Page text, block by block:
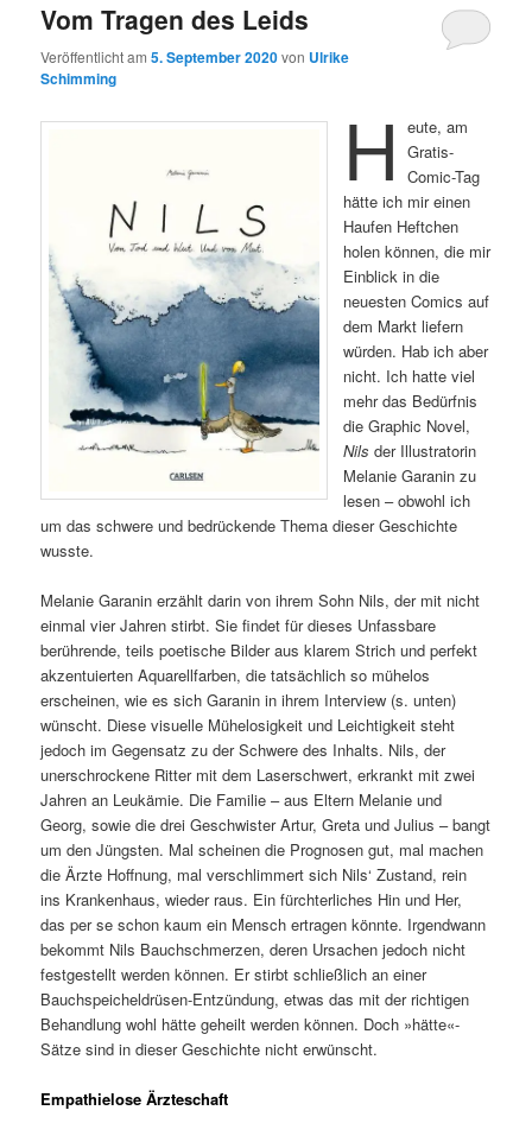
Vom Tragen des Leids
Veröffentlicht am5. September 2020von Ulrike
Schimming
H
eute, am
Gratis-
Comic-Tag
hätte ich mir einen
Haufen Heftchen
holen können, die mir
Einblick in die
neuesten Comics auf
dem Markt liefern
würden. Hab ich aber
nicht. Ich hatte viel
mehr das Bedürfnis
die Graphic Novel,
Nils der Illustratorin
Melanie Garanin zu
lesen – obwohl ich
um das schwere und bedrückende Thema dieser Geschichte
wusste.
Melanie Garanin erzählt darin von ihrem Sohn Nils, der mit nicht
einmal vier Jahren stirbt. Sie findet für dieses Unfassbare
berührende, teils poetische Bilder aus klarem Strich und perfekt
akzentuierten Aquarellfarben, die tatsächlich so mühelos
erscheinen, wie es sich Garanin in ihrem Interview (s. unten)
wünscht. Diese visuelle Mühelosigkeit und Leichtigkeit steht
jedoch im Gegensatz zu der Schwere des Inhalts. Nils, der
unerschrockene Ritter mit dem Laserschwert, erkrankt mit zwei
Jahren an Leukämie. Die Familie – aus Eltern Melanie und
Georg, sowie die drei Geschwister Artur, Greta und Julius – bangt
um den Jüngsten. Mal scheinen die Prognosen gut, mal machen
die Ärzte Hoffnung, mal verschlimmert sich Nils‘ Zustand, rein
ins Krankenhaus, wieder raus. Ein fürchterliches Hin und Her,
das per se schon kaum ein Mensch ertragen könnte. Irgendwann
bekommt Nils Bauchschmerzen, deren Ursachen jedoch nicht
festgestellt werden können. Er stirbt schließlich an einer
Bauchspeicheldrüsen-Entzündung, etwas das mit der richtigen
Behandlung wohl hätte geheilt werden können. Doch »hätte«-
Sätze sind in dieser Geschichte nicht erwünscht.
Empathielose Ärzteschaft